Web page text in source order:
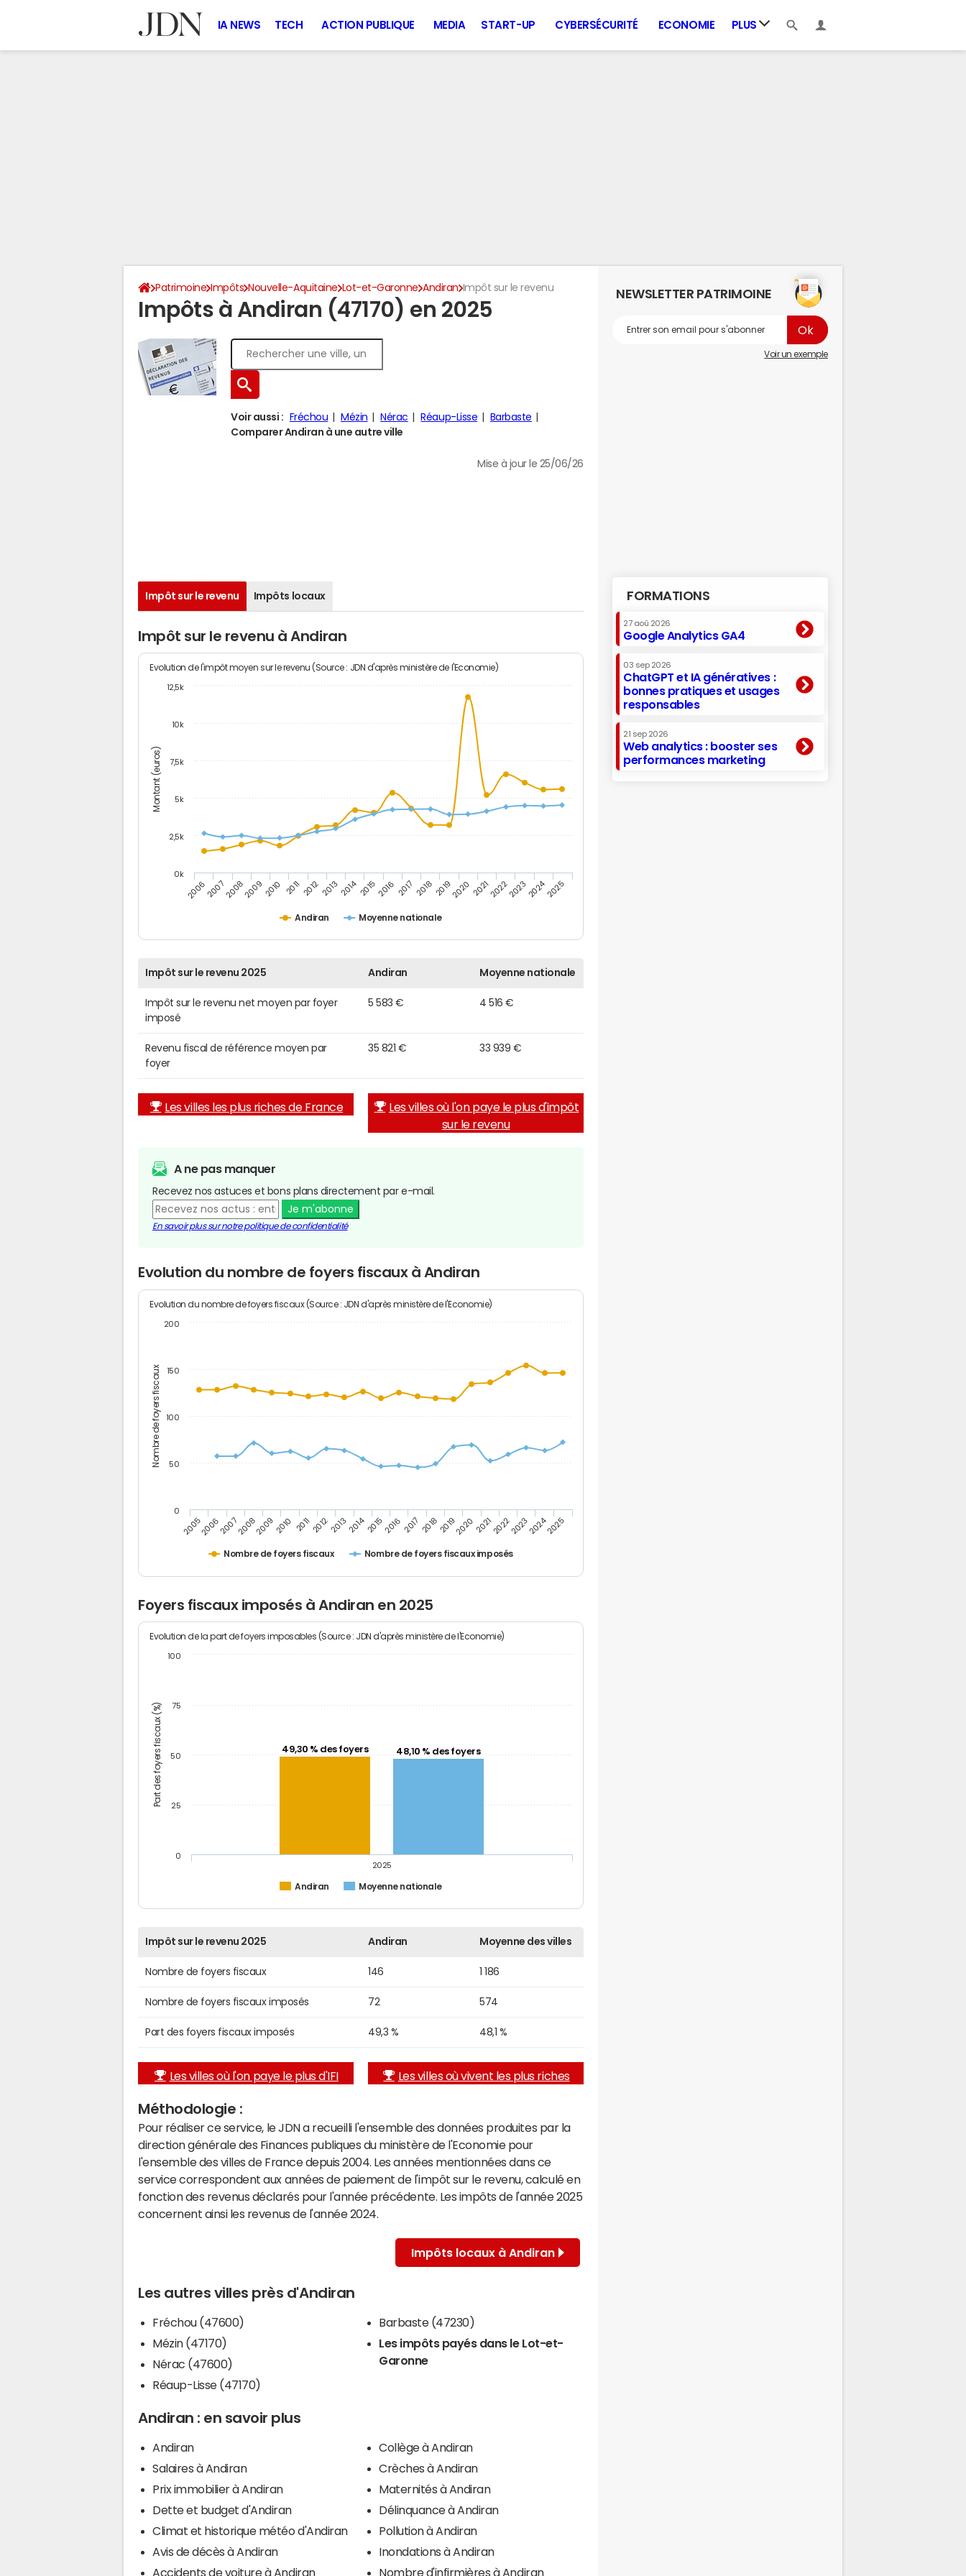
IA NEWS TECH ACTION PUBLIQUE MEDIA START-UP CYBERSÉCURITÉ ECONOMIE PLUS
Patrimoine Impôts Nouvelle-Aquitaine Lot-et-Garonne Andiran Impôt sur le revenu
Impôts à Andiran (47170) en 2025
Voir aussi : Fréchou Mézin Nérac Réaup-Lisse
Barbaste
Comparer Andiran à une autre ville
Mise à jour le 25/06/26
Impôt sur le revenu Impôts locaux
Impôt sur le revenu à Andiran
Montant (euros)
Evolution de l'impôt moyen sur le revenu (Source : JDN d'après ministère de l'Economie)
Andiran Moyenne nationale
20062007200820092010 2011 20122013201420152016 2017 20182019202020212022202320242025
0k
2,5k
5k
7,5k
10k
12,5k
Impôt sur le revenu 2025 Andiran Moyenne nationale
Impôt sur le revenu net moyen par foyer
imposé
5 583 € 4 516 €
Revenu fiscal de référence moyen par
foyer
35 821 € 33 939 €
Les villes les plus riches de France
Les villes où l'on paye le plus d'impôt
sur le revenu
A ne pas manquer
Recevez nos astuces et bons plans directement par e-mail.
Je m'abonne
En savoir plus sur notre politique de confidentialité
Evolution du nombre de foyers fiscaux à Andiran
Nombre de foyers fiscaux
Evolution du nombre de foyers fiscaux (Source : JDN d'après ministère de l'Economie)
Nombre de foyers fiscaux Nombre de foyers fiscaux imposés
200520062007200820092010 201120122013201420152016 2017 20182019202020212022202320242025
0
50
100
150
200
Foyers fiscaux imposés à Andiran en 2025
Part des foyers fiscaux (%)
Evolution de la part de foyers imposables (Source : JDN d'après ministère de l'Economie)
49,30 % des foyers 48,10 % des foyers
Andiran Moyenne nationale
2025
0
25
50
75
100
Impôt sur le revenu 2025 Andiran Moyenne des villes
Nombre de foyers fiscaux 146 1 186
Nombre de foyers fiscaux imposés 72 574
Part des foyers fiscaux imposés 49,3 % 48,1 %
Les villes où l'on paye le plus d'IFI Les villes où vivent les plus riches
Méthodologie :
Pour réaliser ce service, le JDN a recueilli l'ensemble des données produites par la
direction générale des Finances publiques du ministère de l'Economie pour
l'ensemble des villes de France depuis 2004. Les années mentionnées dans ce
service correspondent aux années de paiement de l'impôt sur le revenu, calculé en
fonction des revenus déclarés pour l'année précédente. Les impôts de l'année 2025
concernent ainsi les revenus de l'année 2024.
Impôts locaux à Andiran
Les autres villes près d'Andiran
Fréchou (47600)
Mézin (47170)
Nérac (47600)
Réaup-Lisse (47170)
Barbaste (47230)
Les impôts payés dans le Lot-et-
Garonne
Andiran : en savoir plus
Andiran
Salaires à Andiran
Prix immobilier à Andiran
Dette et budget d'Andiran
Climat et historique météo d'Andiran
Avis de décès à Andiran
Accidents de voiture à Andiran
Collège à Andiran
Crèches à Andiran
Maternités à Andiran
Délinquance à Andiran
Pollution à Andiran
Inondations à Andiran
Nombre d'infirmières à Andiran
NEWSLETTER PATRIMOINE
Voir un exemple
FORMATIONS
27 aoû 2026
Google Analytics GA4
03 sep 2026
ChatGPT et IA génératives :
bonnes pratiques et usages
responsables
21 sep 2026
Web analytics : booster ses
performances marketing